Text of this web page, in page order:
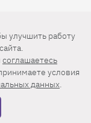
статьями
улучшить работу
соглашаетесь
условия
данных.